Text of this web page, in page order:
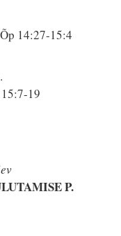
14:27-15:4
19
P.